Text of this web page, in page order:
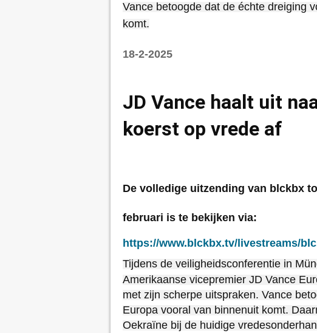
Vance betoogde dat de échte dreiging
komt.
18-2-2025
JD Vance haalt uit
koerst op vrede af
De volledige uitzending van blckbx
februari is te bekijken via:
https://www.blckbx.tv/livestreams/
Tijdens de veiligheidsconferentie in
Amerikaanse vicepremier JD Vance
met zijn scherpe uitspraken. Vance
Europa vooral van binnenuit komt.
Oekraïne bij de huidige